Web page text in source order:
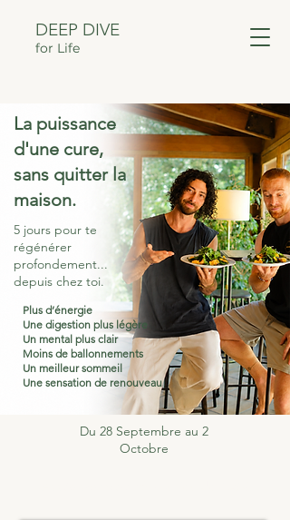
DEEP DIVE
for Life
La puissance
d'une cure,
sans quitter la
maison.
5 jours pour te
régénérer
profondement...
depuis chez toi.
Plus d’énergie
Une digestion plus légère
Un mental plus clair
Moins de ballonnements
Un meilleur sommeil
Une sensation de renouveau
Du 28 Septembre au 2
Octobre